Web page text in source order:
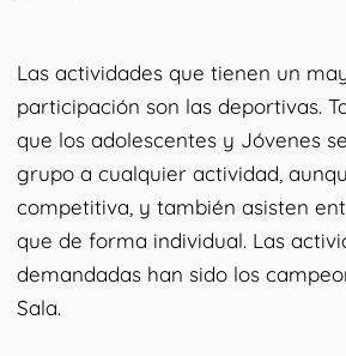
Las actividades que tienen un
participación son las deportivas.
que los adolescentes y Jóvenes
grupo a cualquier actividad,
competitiva, y también asisten
que de forma individual. Las
demandadas han sido los
Sala.